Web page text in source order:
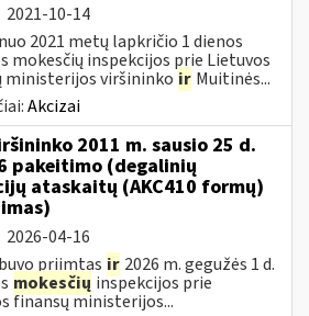
2021-10-14
2021 metų lapkričio 1 dienos
mokesčių inspekcijos prie Lietuvos
ministerijos viršininko ir Muitinės...
Akcizai
2011 m. sausio 25 d.
pakeitimo (degalinių
ataskaitų (AKC410 formų)
2026-04-16
priimtas ir 2026 m. gegužės 1 d.
mokesčių inspekcijos prie
finansų ministerijos...